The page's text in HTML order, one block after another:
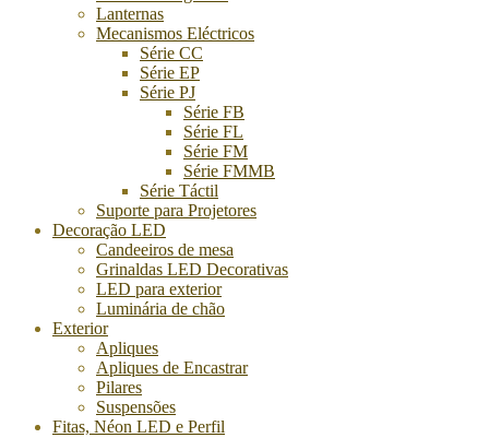
Lanternas
Mecanismos Eléctricos
Série CC
Série EP
Série PJ
Série FB
Série FL
Série FM
Série FMMB
Série Táctil
Suporte para Projetores
Decoração LED
Candeeiros de mesa
Grinaldas LED Decorativas
LED para exterior
Luminária de chão
Exterior
Apliques
Apliques de Encastrar
Pilares
Suspensões
Fitas, Néon LED e Perfil